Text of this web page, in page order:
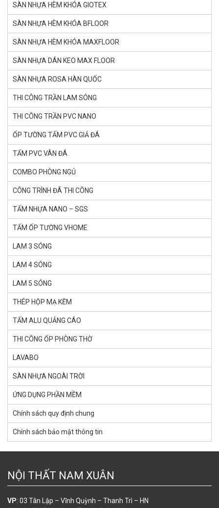
SÀN NHỰA HÈM KHÓA GlOTEX
SÀN NHỰA HÈM KHÓA BFLOOR
SÀN NHỰA HÈM KHÓA MAXFLOOR
SÀN NHỰA DÁN KEO MAX FLOOR
SÀN NHỰA ROSA HÀN QUỐC
THI CÔNG TRẦN LAM SÓNG
THI CÔNG TRẦN PVC NANO
ỐP TƯỜNG TẤM PVC GIẢ ĐÁ
TẤM PVC VÂN ĐÁ
COMBO PHÒNG NGỦ
CÔNG TRÌNH ĐÃ THI CÔNG
TẤM NHỰA NANO – SGS
TẤM ỐP TƯỜNG VHOME
LAM 3 SÓNG
LAM 4 SÓNG
LAM 5 SÓNG
THÉP HỘP MẠ KẼM
TẤM ALU QUẢNG CÁO
THI CÔNG ỐP PHÒNG THỜ
LAVABO
SÀN NHỰA NGOÀI TRỜI
ỨNG DỤNG PHẦN MỀM
Chính sách quy định chung
Chính sách bảo mật thông tin
NỘI THẤT NAM XUÂN
VP: 03 Tân Lập – Vĩnh Quỳnh – Thanh Trì – HN